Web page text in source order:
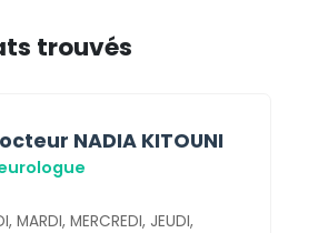
trouvés
NADIA KITOUNI
MARDI, MERCREDI, JEUDI,